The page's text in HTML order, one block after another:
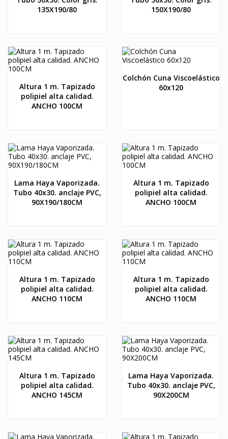
135X190/80
150X190/80
Altura 1 m. Tapizado
polipiel alta calidad.
ANCHO 100CM
Colchón Cuna Viscoelástico
60x120
Lama Haya Vaporizada.
Tubo 40x30. anclaje PVC,
90X190/180CM
Altura 1 m. Tapizado
polipiel alta calidad.
ANCHO 100CM
Altura 1 m. Tapizado
polipiel alta calidad.
ANCHO 110CM
Altura 1 m. Tapizado
polipiel alta calidad.
ANCHO 110CM
Altura 1 m. Tapizado
polipiel alta calidad.
ANCHO 145CM
Lama Haya Vaporizada.
Tubo 40x30. anclaje PVC,
90X200CM